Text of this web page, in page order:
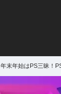
年末年始はPS三昧！